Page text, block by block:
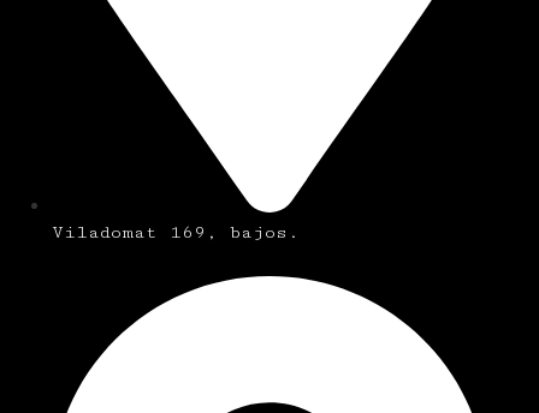
Viladomat 169, bajos.